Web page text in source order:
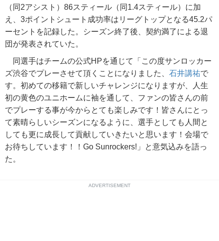
（同2アシスト）86スティール（同1.4スティール）に加
え、3ポイントシュート成功率はリーグトップとなる45.2パ
ーセントを記録した。シーズン終了後、契約満了による退
団が発表されていた。
同選手はチームの公式HPを通じて「この度サンロッカー
ズ渋谷でプレーさせて頂くことになりました、 石井講祐で
す。初めての移籍で新しいチャレンジになりますが、人生
初の黄色のユニホームに袖を通して、ファンの皆さんの前
でプレーする事が今からとても楽しみです！皆さんにとっ
て素晴らしいシーズンになるように、選手としても人間と
しても更に成長して貢献していきたいと思います！会場で
お待ちしています！！Go Sunrockers!」と意気込みを語っ
た。
ADVERTISEMENT